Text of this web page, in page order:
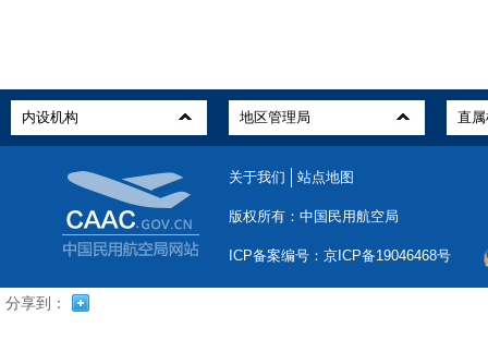
关于我们 站点地图
版权所有：中国民用航空局
ICP备案编号：京ICP备19046468号
分享到：